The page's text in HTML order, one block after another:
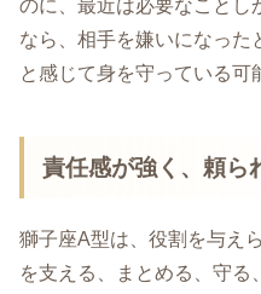
のに、最近は必要なことし
なら、相手を嫌いになった
と感じて身を守っている可
責任感が強く、頼ら
獅子座A型は、役割を与え
を支える、まとめる、守る